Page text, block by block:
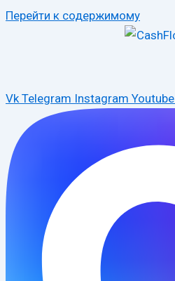
Перейти к содержимому
Vk Telegram Instagram Youtube